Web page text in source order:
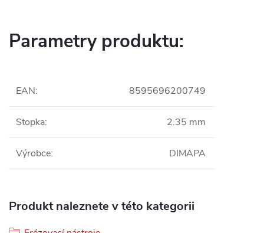
Parametry produktu:
EAN: 8595696200749
Stopka: 2.35 mm
Výrobce: DIMAPA
Produkt naleznete v této kategorii